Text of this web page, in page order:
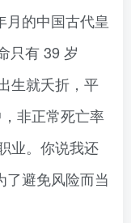
月的中国古代皇
只有 39 岁
生就夭折，平
非正常死亡率
业。你说我还
了避免风险而当